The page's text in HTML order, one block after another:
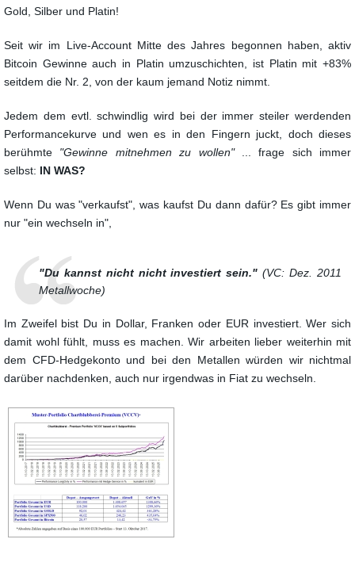
Gold, Silber und Platin!
Seit wir im Live-Account Mitte des Jahres begonnen haben, aktiv
Bitcoin Gewinne auch in Platin umzuschichten, ist Platin mit +83%
seitdem die Nr. 2, von der kaum jemand Notiz nimmt.
Jedem dem evtl. schwindlig wird bei der immer steiler werdenden
Performancekurve und wen es in den Fingern juckt, doch dieses
berühmte "Gewinne mitnehmen zu wollen"... frage sich immer
selbst: IN WAS?
Wenn Du was "verkaufst", was kaufst Du dann dafür? Es gibt immer
nur "ein wechseln in",
"Du kannst nicht nicht investiert sein." (VC: Dez. 2011
Metallwoche)
Im Zweifel bist Du in Dollar, Franken oder EUR investiert. Wer sich
damit wohl fühlt, muss es machen. Wir arbeiten lieber weiterhin mit
dem CFD-Hedgekonto und bei den Metallen würden wir nichtmal
darüber nachdenken, auch nur irgendwas in Fiat zu wechseln.